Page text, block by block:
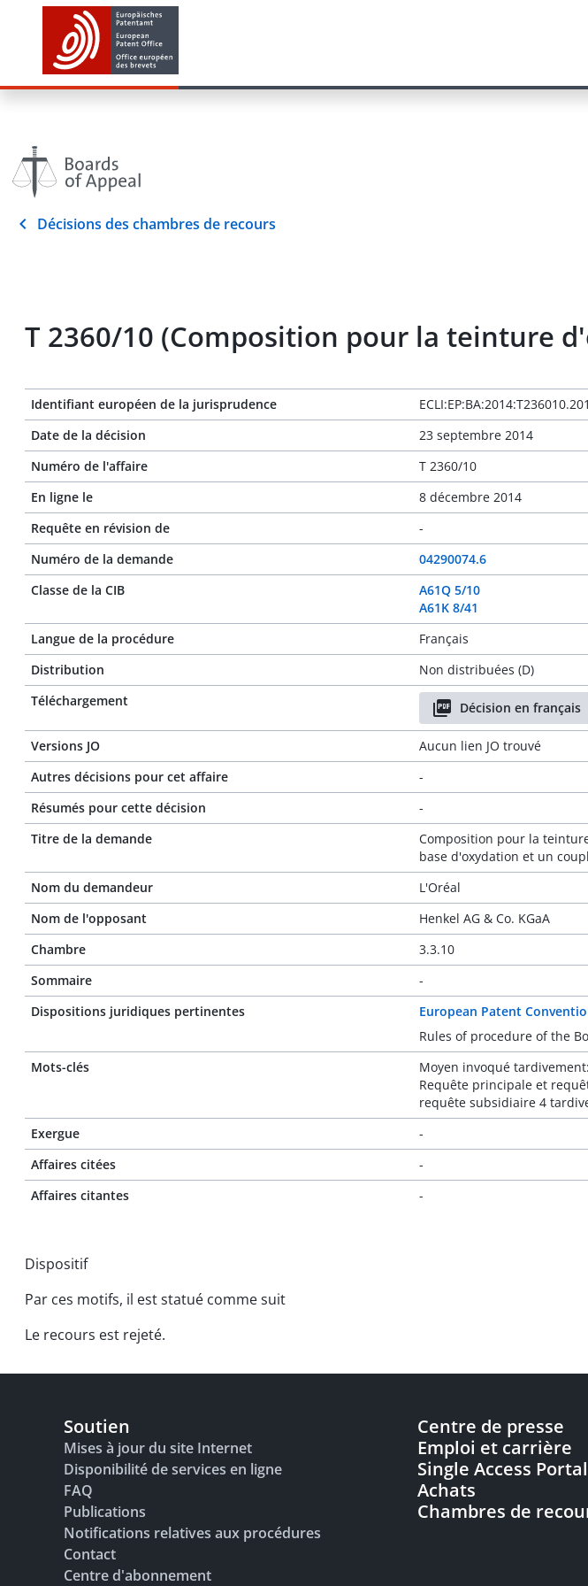
Décisions des chambres de recours
T 2360/10 (Composition pour la teinture
Identifiant européen de la jurisprudence
Date de la décision
23 septembre 2014
Numéro de l'affaire
T 2360/10
En ligne le
8 décembre 2014
Requête en révision de
-
Numéro de la demande
04290074.6
Classe de la CIB
A61Q 5/10
A61K 8/41
Langue de la procédure
Français
Distribution
Non distribuées (D)
Téléchargement
Décision en français
Versions JO
Aucun lien JO trouvé
Autres décisions pour cet affaire
-
Résumés pour cette décision
-
Titre de la demande
Composition pour la
base d'oxydation et un
Nom du demandeur
L'Oréal
Nom de l'opposant
Henkel AG & Co. KGaA
Chambre
3.3.10
Sommaire
-
Dispositions juridiques pertinentes
European Patent
Rules of procedure of the
Mots-clés
Moyen invoqué
Requête principale et
requête subsidiaire 4
Exergue
-
Affaires citées
-
Affaires citantes
-
Dispositif
Par ces motifs, il est statué comme suit
Le recours est rejeté.
Soutien
Mises à jour du site Internet
Disponibilité de services en ligne
FAQ
Publications
Notifications relatives aux procédures
Contact
Centre d'abonnement
Centre de presse
Emploi et carrière
Single Access Portal
Achats
Chambres de